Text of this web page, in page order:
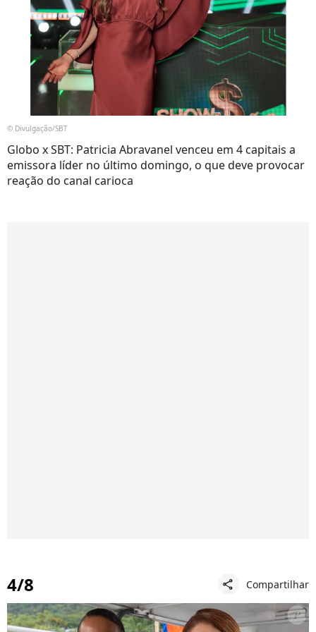
© Divulgação/SBT
Globo x SBT: Patricia Abravanel venceu em 4 capitais a
emissora líder no último domingo, o que deve provocar
reação do canal carioca
4/8 share Compartilhar